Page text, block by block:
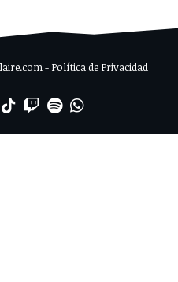
- Política de Privacidad